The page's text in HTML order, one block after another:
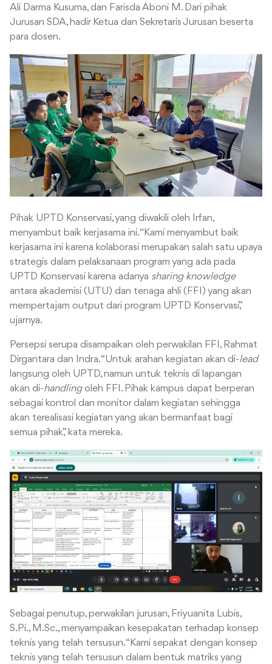
Ali Darma Kusuma, dan Farisda Aboni M. Dari pihak
Jurusan SDA, hadir Ketua dan Sekretaris Jurusan beserta
para dosen.
Pihak UPTD Konservasi, yang diwakili oleh Irfan,
menyambut baik kerjasama ini. “Kami menyambut baik
kerjasama ini karena kolaborasi merupakan salah satu upaya
strategis dalam pelaksanaan program yang ada pada
UPTD Konservasi karena adanya sharing knowledge
antara akademisi (UTU) dan tenaga ahli (FFI) yang akan
mempertajam output dari program UPTD Konservasi,”
ujarnya.
Persepsi serupa disampaikan oleh perwakilan FFI, Rahmat
Dirgantara dan Indra. “Untuk arahan kegiatan akan di-lead
langsung oleh UPTD, namun untuk teknis di lapangan
akan di-handlingoleh FFI. Pihak kampus dapat berperan
sebagai kontrol dan monitor dalam kegiatan sehingga
akan terealisasi kegiatan yang akan bermanfaat bagi
semua pihak,” kata mereka.
Sebagai penutup, perwakilan jurusan, Friyuanita Lubis,
S.Pi., M.Sc., menyampaikan kesepakatan terhadap konsep
teknis yang telah tersusun. “Kami sepakat dengan konsep
teknis yang telah tersusun dalam bentuk matriks yang